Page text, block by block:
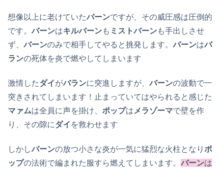
想像以上に老けていたバーンですが、その威圧感は圧倒的
です。バーンはキルバーンも ミストバーンも手出しさせ
ず、バーンのみで相手してやると挑発します。バーンはバ
ランの死体を炎で燃やしてしまいます
激情したダイがバランに突進しますが、バーンの波動で一
突きされてしまいます！止まっていてはやられると感じた
マァムは全員に声を掛け、 ポップは メラゾーマで壁を作
り、その隙にダイ を救わせます
しかしバーンの放つ小さな炎が一気に猛烈な火柱となり ポ
ップの法術で編まれた服すら燃えてしまいます。バーンは